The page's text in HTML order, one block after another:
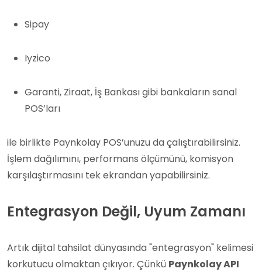
Sipay
Iyzico
Garanti, Ziraat, İş Bankası gibi bankaların sanal
POS’ları
ile birlikte Paynkolay POS’unuzu da çalıştırabilirsiniz.
İşlem dağılımını, performans ölçümünü, komisyon
karşılaştırmasını tek ekrandan yapabilirsiniz.
Entegrasyon Değil, Uyum Zamanı
Artık dijital tahsilat dünyasında "entegrasyon" kelimesi
korkutucu olmaktan çıkıyor. Çünkü Paynkolay API